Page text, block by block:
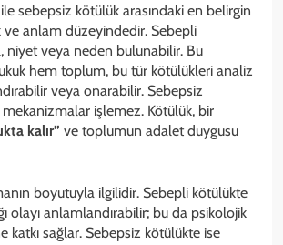
sebepsiz kötülük arasındaki en belirgin
ve anlam düzeyindedir. Sebepli
niyet veya neden bulunabilir. Bu
hem toplum, bu tür kötülükleri analiz
veya onarabilir. Sebepsiz
işlemez. Kötülük, bir
kalır” ve toplumun adalet duygusu
boyutuyla ilgilidir. Sebepli kötülükte
olayı anlamlandırabilir; bu da psikolojik
katkı sağlar. Sebepsiz kötülükte ise